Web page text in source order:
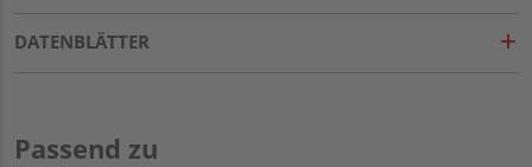
DATENBLÄTTER
Passend zu